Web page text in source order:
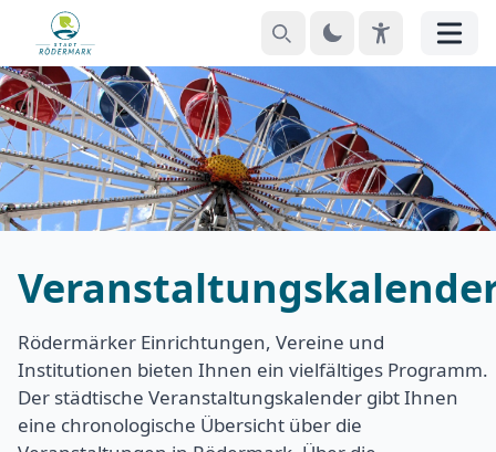
SuchenThemeEyeAbleMenü
Rödermärker Einrichtungen, Vereine und
Institutionen bieten Ihnen ein vielfältiges Programm.
Der städtische Veranstaltungskalender gibt Ihnen
eine chronologische Übersicht über die